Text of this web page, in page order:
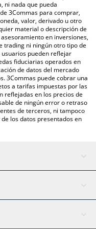
precio de Augur en
ni nada que pueda
3Commas para comprar,
valor, derivado u otro
material o descripción de
en inversiones,
trading ni ningún otro tipo de
pueden reflejar
fiduciarias operados en
de datos del mercado
3Commas puede cobrar una
a tarifas impuestas por las
reflejadas en los precios de
de ningún error o retraso
de terceros, ni tampoco
los datos presentados en